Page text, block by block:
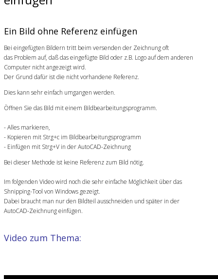
Ein Bild ohne Referenz einfügen
Bei eingefügten Bildern tritt beim versenden der Zeichnung oft
das Problem auf, daß das eingefügte Bild oder z.B. Logo auf dem anderen
Computer nicht angezeigt wird.
Der Grund dafür ist die nicht vorhandene Referenz.
Dies kann sehr einfach umgangen werden.
Öffnen Sie das Bild mit einem Bildbearbeitungsprogramm.
- Alles markieren,
- Kopieren mit Strg+c im Bildbearbeitungsprogramm
- Einfügen mit Strg+V in der AutoCAD-Zeichnung
Bei dieser Methode ist keine Referenz zum Bild nötig.
Im folgenden Video wird noch die sehr einfache Möglichkeit über das
Shnipping-Tool von Windows gezeigt.
Dabei braucht man nur den Bildteil ausschneiden und später in der
AutoCAD-Zeichnung einfügen.
Video zum Thema: